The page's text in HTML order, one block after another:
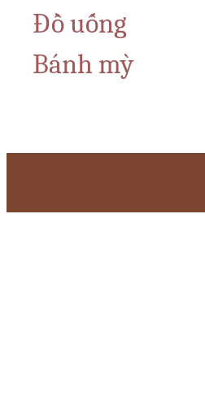
Đồ uống
Bánh mỳ